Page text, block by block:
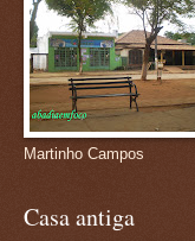
Martinho Campos
Casa antiga